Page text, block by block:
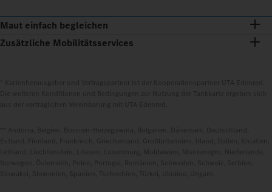
Maut einfach begleichen
Zusätzliche Mobilitätsservices